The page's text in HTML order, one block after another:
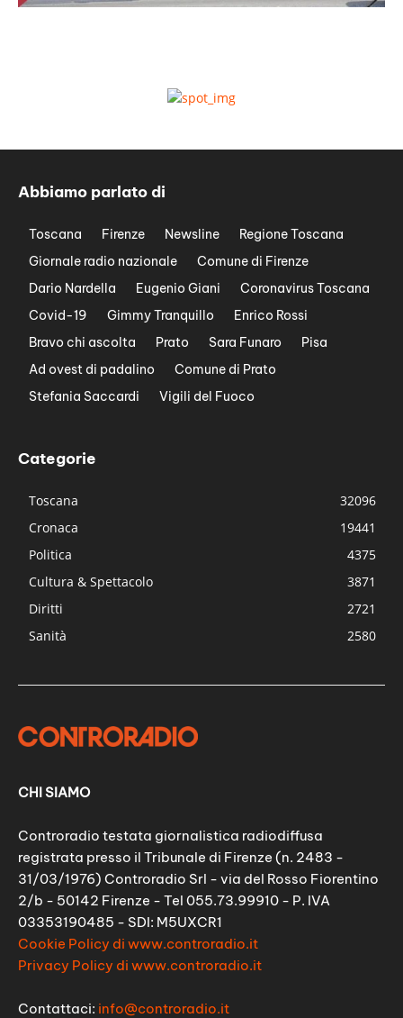
Abbiamo parlato di
Toscana Firenze Newsline
Regione Toscana
Giornale radio nazionale
Comune di Firenze
Dario Nardella
Eugenio Giani
Coronavirus Toscana
Covid-19
Gimmy Tranquillo
Enrico Rossi
Bravo chi ascolta
Prato Sara Funaro
Pisa
Ad ovest di padalino
Comune di Prato
Stefania Saccardi
Vigili del Fuoco
Categorie
Toscana
32096
Cronaca
19441
Politica
4375
Cultura & Spettacolo
3871
Diritti
2721
Sanità
2580
CHI SIAMO
Controradio testata giornalistica radiodiffusa
registrata presso il Tribunale di Firenze (n. 2483 -
31/03/1976) Controradio Srl - via del Rosso Fiorentino
2/b - 50142 Firenze - Tel 055.73.99910 - P. IVA
03353190485 - SDI: M5UXCR1
Cookie Policy di www.controradio.it
Privacy Policy di www.controradio.it
Contattaci: info@controradio.it